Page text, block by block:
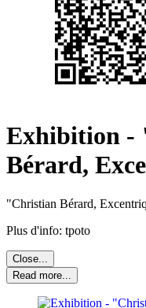
Exhibition -
Bérard,
"Christian Bérard,
Plus d'info: tpoto
Close...
Read more...